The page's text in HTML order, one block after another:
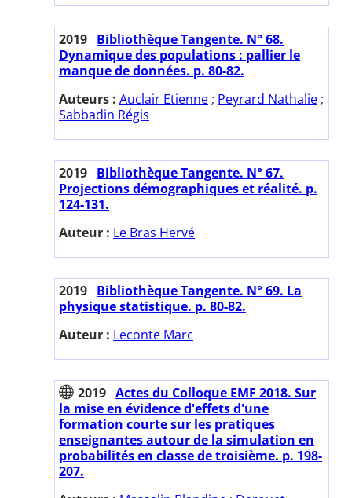
2019 Bibliothèque Tangente. N° 68.
Dynamique des populations : pallier le
manque de données. p. 80-82.
Auteurs : Auclair Etienne ; Peyrard Nathalie ;
Sabbadin Régis
2019 Bibliothèque Tangente. N° 67.
Projections démographiques et réalité. p.
124-131.
Auteur : Le Bras Hervé
2019 Bibliothèque Tangente. N° 69. La
physique statistique. p. 80-82.
Auteur : Leconte Marc
2019 Actes du Colloque EMF 2018. Sur
la mise en évidence d'effets d'une
formation courte sur les pratiques
enseignantes autour de la simulation en
probabilités en classe de troisième. p. 198-
207.